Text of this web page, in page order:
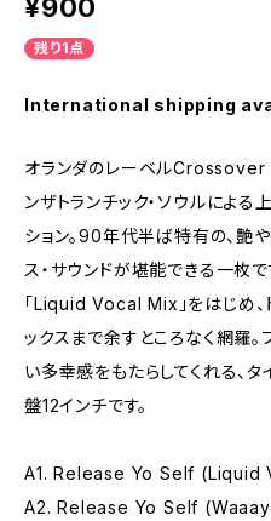
¥900
残り1点
International shipping
オランダのレーベルCrossover
ンザトランチック・ソウルによる
ション。90年代半ば特有の、艶
ス・サウンドが堪能できる一枚で
「Liquid Vocal Mix」をはじめ、
ックスまで余すところなく網羅
い多幸感をもたらしてくれる、
盤12インチです。
A1. Release Yo Self (Liquid
A2. Release Yo Self